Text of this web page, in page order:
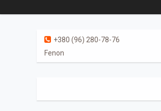
+380 (96) 280-78-76
Fenon